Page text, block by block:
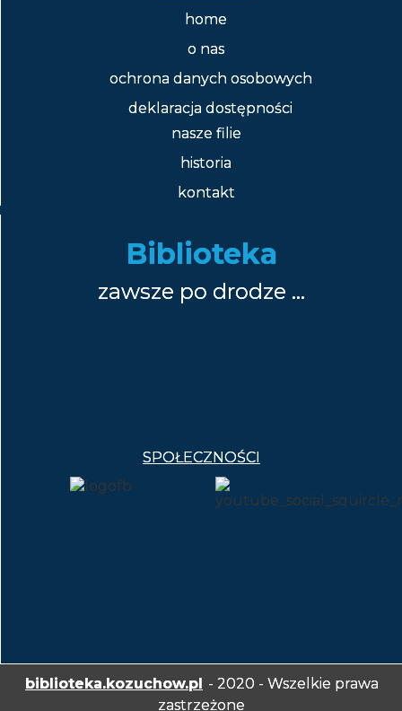
home
o nas
ochrona danych osobowych
deklaracja dostępności
nasze filie
historia
kontakt
Biblioteka
zawsze po drodze …
SPOŁECZNOŚCI
biblioteka.kozuchow.pl - 2020 - Wszelkie prawa
zastrzeżone